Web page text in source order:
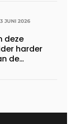
JUNI 2026
deze
harder
de